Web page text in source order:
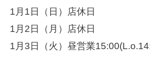
1月1日（日）店休日
1月2日（月）店休日
1月3日（火）昼営業